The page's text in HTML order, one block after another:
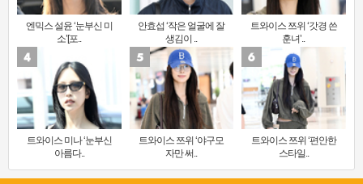
엔믹스 설윤 ‘눈부신 미
소’[포..
안효섭 ‘작은 얼굴에 잘
생김이 ..
트와이스 쯔위 ‘갓경 쓴
훈녀’..
트와이스 미나 ‘눈부신
아름다..
트와이스 쯔위 ‘야구모
자만 써..
트와이스 쯔위 ‘편안한
스타일..